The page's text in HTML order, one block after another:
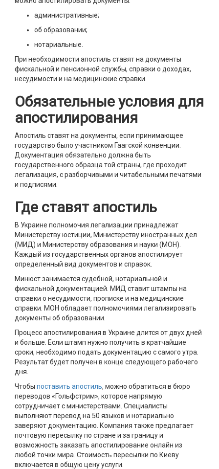
административные;
об образовании;
нотариальные.
При необходимости апостиль ставят на документы
фискальной и пенсионной службы, справки о доходах,
несудимости и на медицинские справки.
Обязательные условия для
апостилирования
Апостиль ставят на документы, если принимающее
государство было участником Гаагской конвенции.
Документация обязательно должна быть
государственного образца той страны, где проходит
легализация, с разборчивыми и читабельными печатями
и подписями.
Где ставят апостиль
В Украине полномочия легализации принадлежат
Министерству юстиции, Министерству иностранных дел
(МИД) и Министерству образования и науки (МОН).
Каждый из государственных органов апостилирует
определенный вид документов и справок.
Минюст занимается судебной, нотариальной и
фискальной документацией. МИД ставит штампы на
справки о несудимости, прописке и на медицинские
справки. МОН обладает полномочиями легализировать
документы об образовании.
Процесс апостилирования в Украине длится от двух дней
и больше. Если штамп нужно получить в кратчайшие
сроки, необходимо подать документацию с самого утра.
Результат будет получен в конце следующего рабочего
дня.
Чтобы поставить апостиль, можно обратиться в бюро
переводов «Гольфстрим», которое напрямую
сотрудничает с министерствами. Специалисты
выполняют перевод на 50 языков и нотариально
заверяют документацию. Компания также предлагает
почтовую пересылку по стране и за границу и
возможность заказать апостилирование онлайн из
любой точки мира. Стоимость пересылки по Киеву
включается в общую цену услуги.